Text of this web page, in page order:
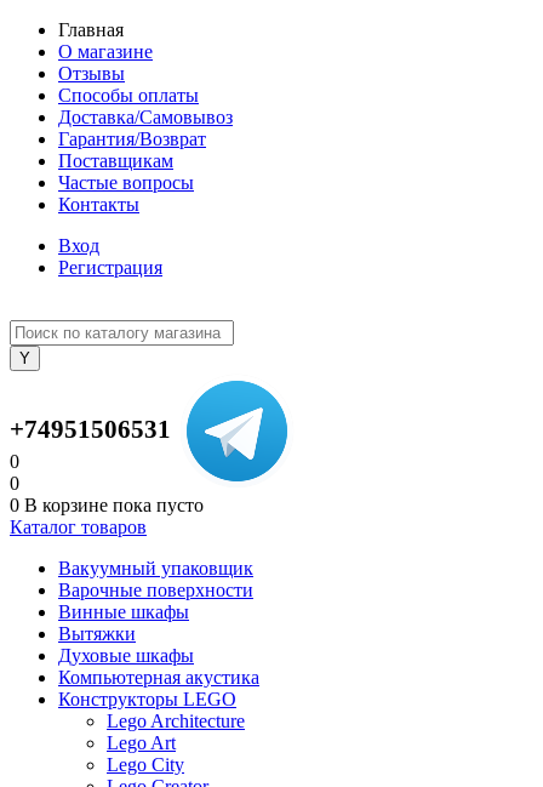
Главная
О магазине
Отзывы
Способы оплаты
Доставка/Самовывоз
Гарантия/Возврат
Поставщикам
Частые вопросы
Контакты
Вход
Регистрация
+74951506531
0
0
0 В корзине пока пусто
Каталог товаров
Вакуумный упаковщик
Варочные поверхности
Винные шкафы
Вытяжки
Духовые шкафы
Компьютерная акустика
Конструкторы LEGO
Lego Architecture
Lego Art
Lego City